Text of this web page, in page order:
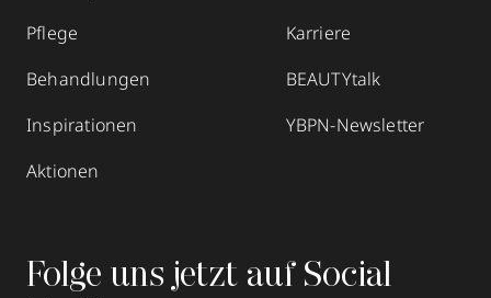
Pflege
Behandlungen
Inspirationen
Aktionen
Karriere
BEAUTYtalk
YBPN-Newsletter
Folge uns jetzt auf Social